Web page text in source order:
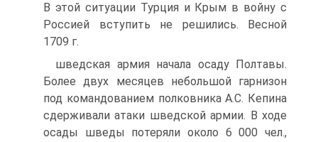
В этой ситуации Турция и Крым в войну с
Россией вступить не решились. Весной
1709 г.
шведская армия начала осаду Полтавы.
Более двух месяцев небольшой гарнизон
под командованием полковника А.С. Кепина
сдерживали атаки шведской армии. В ходе
осады шведы потеряли около 6 000 чел.,